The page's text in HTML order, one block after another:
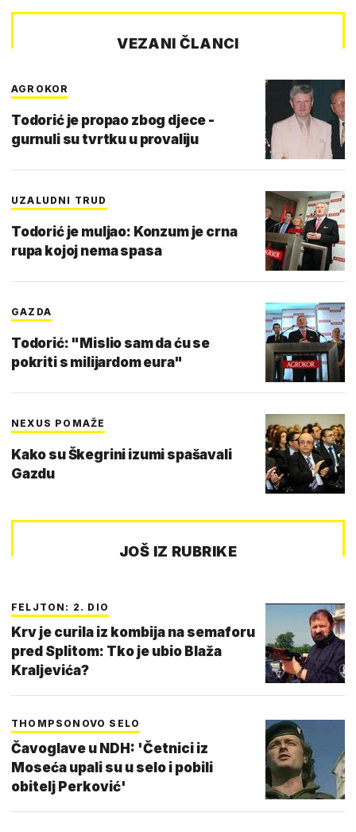
VEZANI ČLANCI
AGROKOR
Todorić je propao zbog djece -
gurnuli su tvrtku u provaliju
UZALUDNI TRUD
Todorić je muljao: Konzum je crna
rupa kojoj nema spasa
GAZDA
Todorić: "Mislio sam da ću se
pokriti s milijardom eura"
NEXUS POMAŽE
Kako su Škegrini izumi spašavali
Gazdu
JOŠ IZ RUBRIKE
FELJTON: 2. DIO
Krv je curila iz kombija na semaforu
pred Splitom: Tko je ubio Blaža
Kraljevića?
THOMPSONOVO SELO
Čavoglave u NDH: 'Četnici iz
Moseća upali su u selo i pobili
obitelj Perković'